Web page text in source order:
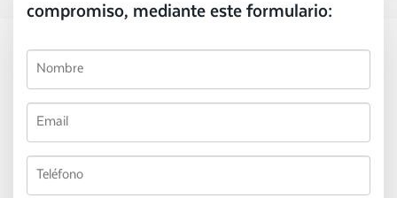
compromiso, mediante este formulario: